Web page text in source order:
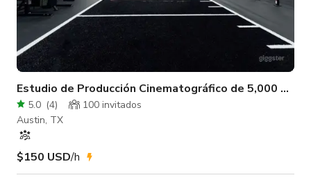
Estudio de Producción Cinematográfico de 5,000 sq ft
5.0 (4)
100 invitados
Austin, TX
$150 USD/h